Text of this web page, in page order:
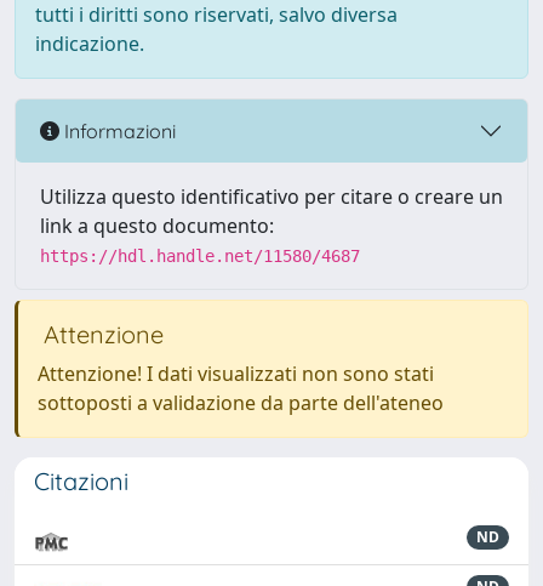
tutti i diritti sono riservati, salvo diversa
indicazione.
Informazioni
Utilizza questo identificativo per citare o creare un
link a questo documento:
https://hdl.handle.net/11580/4687
Attenzione
Attenzione! I dati visualizzati non sono stati
sottoposti a validazione da parte dell'ateneo
Citazioni
ND